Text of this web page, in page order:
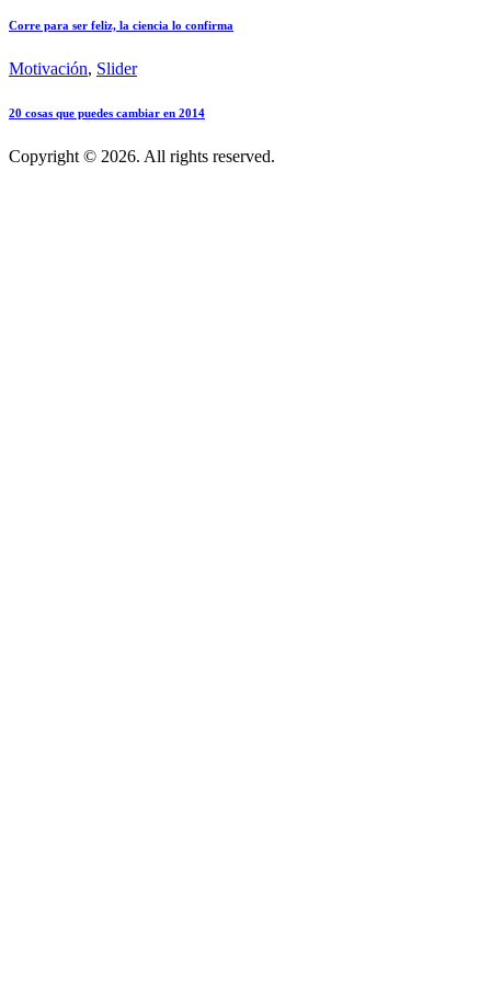
Corre para ser feliz, la ciencia lo confirma
Motivación, Slider
20 cosas que puedes cambiar en 2014
Copyright © 2026. All rights reserved.